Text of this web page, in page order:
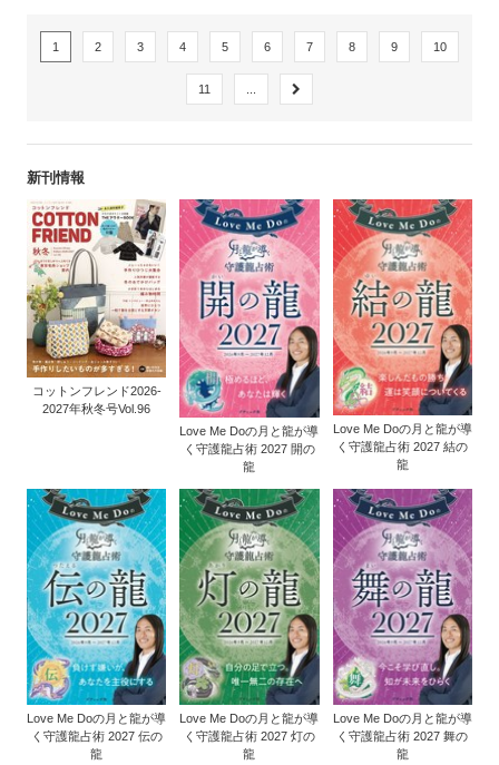
1 2 3 4 5 6 7 8 9 10
11
新刊情報
コットンフレンド2026-
2027年秋冬号Vol.96
Love Me Doの月と龍が導
く守護龍占術 2027 開の
龍
Love Me Doの月と龍が導
く守護龍占術 2027 結の
龍
Love Me Doの月と龍が導
く守護龍占術 2027 伝の
龍
Love Me Doの月と龍が導
く守護龍占術 2027 灯の
龍
Love Me Doの月と龍が導
く守護龍占術 2027 舞の
龍